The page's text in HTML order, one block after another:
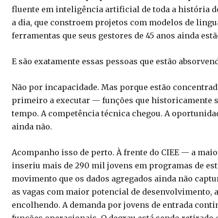
fluente em inteligência artificial de toda a história
a dia, que constroem projetos com modelos de
ferramentas que seus gestores de 45 anos ainda
E são exatamente essas pessoas que estão
Não por incapacidade. Mas porque estão
primeiro a executar — funções que historicamente
tempo. A competência técnica chegou. A
ainda não.
Acompanho isso de perto. À frente do CIEE — a
inseriu mais de 290 mil jovens em programas de
movimento que os dados agregados ainda não
as vagas com maior potencial de desenvolvimento,
encolhendo. A demanda por jovens de entrada